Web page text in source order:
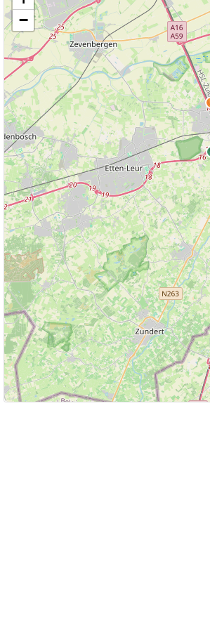
Geen tankstations met locatiegegevens
De kaart kan niet worden weergegeven zonder GPS
−